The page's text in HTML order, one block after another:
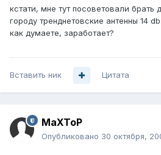
кстати, мне тут посоветовали брать
городу тренднетовские антенны 14 db.
как думаете, заработает?
Вставить ник Цитата
MaXToP
Опубликовано 30 октября,